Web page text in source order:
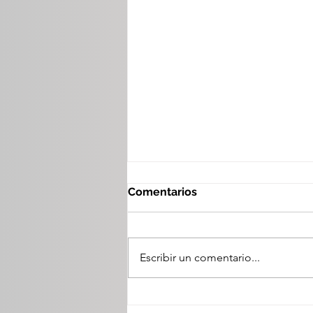
Comentarios
Escribir un comentario...